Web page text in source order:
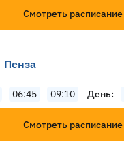
Смотреть расписание
Пенза
06:45 09:10 День
Смотреть расписание